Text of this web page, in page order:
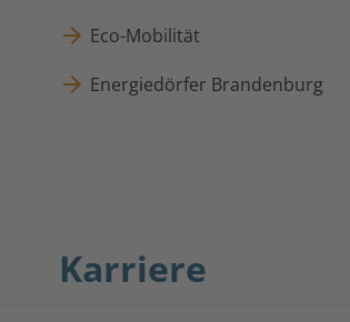
Eco-Mobilität
Energiedörfer Brandenburg
Karriere